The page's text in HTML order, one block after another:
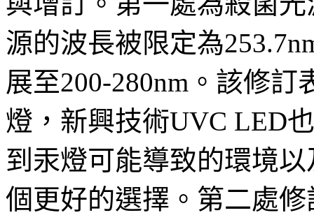
源的波長被限定為
展至200-280nm。該修
燈，新興技術UVC LED
到汞燈可能導致的環境
個更好的選擇。第二處